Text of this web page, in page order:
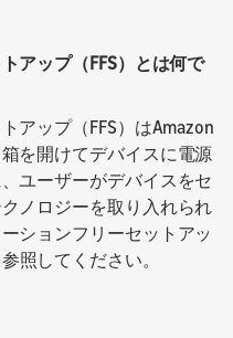
アップ（FFS）とは何で
アップ（FFS）はAmazon
を開けてデバイスに電源
ユーザーがデバイスをセ
ノロジーを取り入れられ
ションフリーセットアッ
照してください。